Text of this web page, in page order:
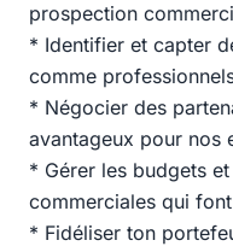
prospection
* Identifier et capter
comme
* Négocier des
avantageux pour nos
* Gérer les budgets
commerciales qui
* Fidéliser ton